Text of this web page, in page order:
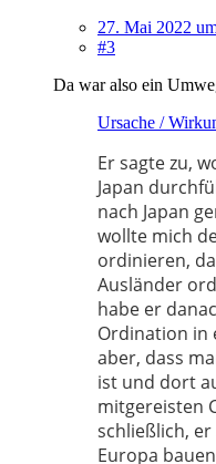
27. Mai 2022
#3
Da war also ein
Ursache /
Er sagte zu,
Japan
nach Japan
wollte mich
ordinieren,
Ausländer
habe er
Ordination in
aber, dass
ist und dort
mitgereisten
schließlich,
Europa